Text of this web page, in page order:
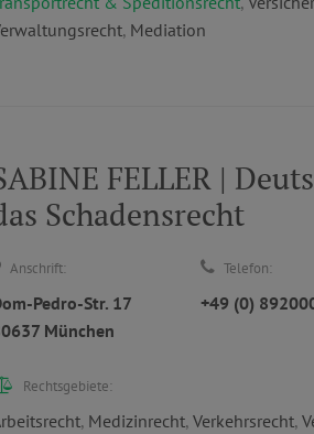
, Mediation
FELLER |
Schadensrecht
Anschrift:
Pedro-Str. 17
München
Telefon:
+49 (0)
Rechtsgebiete:
, Medizinrecht, Verkehrsrecht,